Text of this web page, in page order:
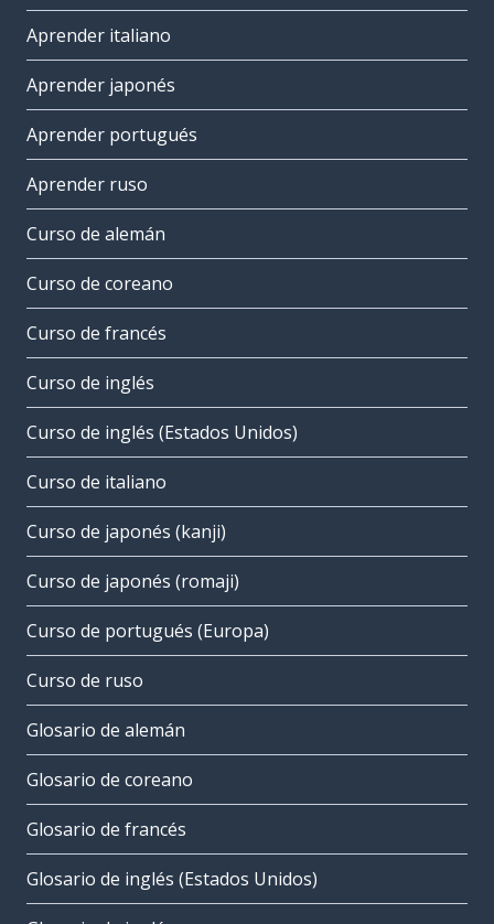
Aprender italiano
Aprender japonés
Aprender portugués
Aprender ruso
Curso de alemán
Curso de coreano
Curso de francés
Curso de inglés
Curso de inglés (Estados Unidos)
Curso de italiano
Curso de japonés (kanji)
Curso de japonés (romaji)
Curso de portugués (Europa)
Curso de ruso
Glosario de alemán
Glosario de coreano
Glosario de francés
Glosario de inglés (Estados Unidos)